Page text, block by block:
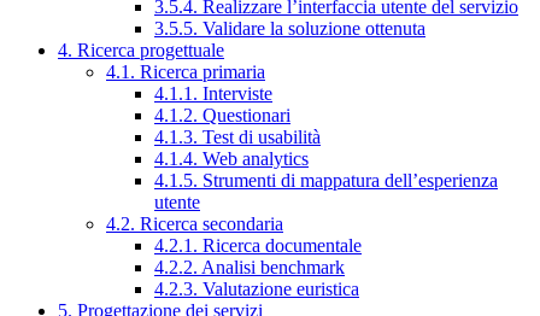
3.5.4. Realizzare l’interfaccia utente del servizio
3.5.5. Validare la soluzione ottenuta
4. Ricerca progettuale
4.1. Ricerca primaria
4.1.1. Interviste
4.1.2. Questionari
4.1.3. Test di usabilità
4.1.4. Web analytics
4.1.5. Strumenti di mappatura dell’esperienza
utente
4.2. Ricerca secondaria
4.2.1. Ricerca documentale
4.2.2. Analisi benchmark
4.2.3. Valutazione euristica
5. Progettazione dei servizi